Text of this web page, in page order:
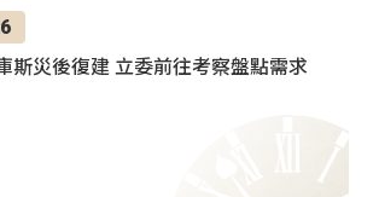
斯災後復建 立委前往考察盤點需求